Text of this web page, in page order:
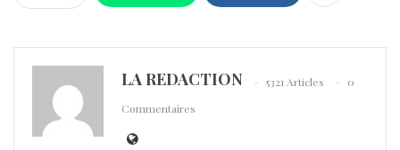
LA REDACTION 5321 Articles
0
Commentaires